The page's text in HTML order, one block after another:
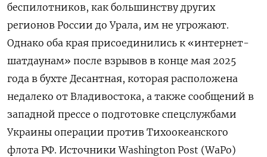
беспилотников, как большинству других
регионов России до Урала, им не угрожают.
Однако оба края присоединились к «интернет-
шатдаунам» после взрывов в конце мая 2025
года в бухте Десантная, которая расположена
недалеко от Владивостока, а также сообщений в
западной прессе о подготовке спецслужбами
Украины операции против Тихоокеанского
флота РФ. Источники Washington Post (WaPo)